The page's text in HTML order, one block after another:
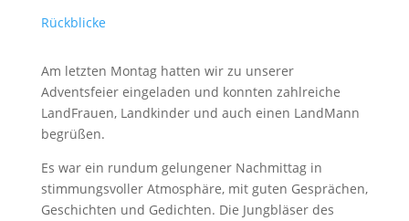
Rückblicke
Am letzten Montag hatten wir zu unserer
Adventsfeier eingeladen und konnten zahlreiche
LandFrauen, Landkinder und auch einen LandMann
begrüßen.
Es war ein rundum gelungener Nachmittag in
stimmungsvoller Atmosphäre, mit guten Gesprächen,
Geschichten und Gedichten. Die Jungbläser des